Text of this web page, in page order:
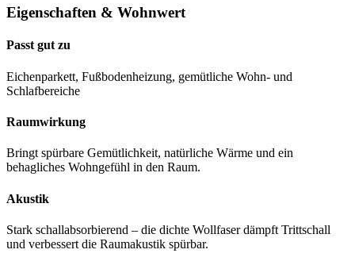
Eigenschaften & Wohnwert
Passt gut zu
Eichenparkett, Fußbodenheizung, gemütliche Wohn- und
Schlafbereiche
Raumwirkung
Bringt spürbare Gemütlichkeit, natürliche Wärme und ein
behagliches Wohngefühl in den Raum.
Akustik
Stark schallabsorbierend – die dichte Wollfaser dämpft Trittschall
und verbessert die Raumakustik spürbar.